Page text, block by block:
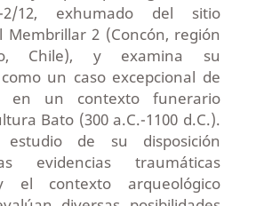
2/12, exhumado del sitio
Membrillar 2 (Concón, región
Chile), y examina su
un caso excepcional de
en un contexto funerario
Bato (300 a.C.-1100 d.C.).
de su disposición
evidencias traumáticas
el contexto arqueológico